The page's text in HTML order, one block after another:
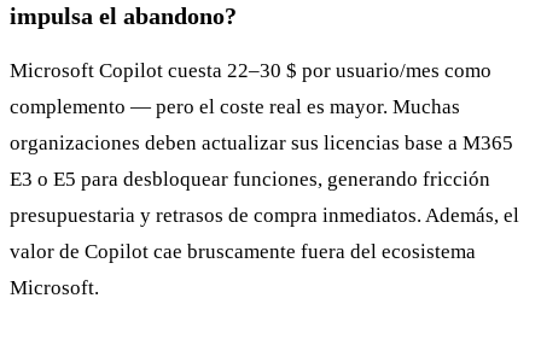
impulsa el abandono?
Microsoft Copilot cuesta 22–30 $ por usuario/mes como
complemento — pero el coste real es mayor. Muchas
organizaciones deben actualizar sus licencias base a M365
E3 o E5 para desbloquear funciones, generando fricción
presupuestaria y retrasos de compra inmediatos. Además, el
valor de Copilot cae bruscamente fuera del ecosistema
Microsoft.